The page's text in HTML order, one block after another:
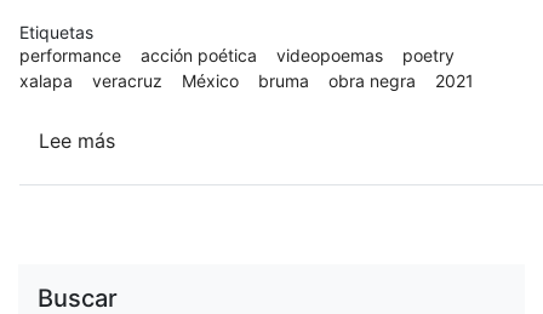
Etiquetas
performance
acción poética videopoemas
poetry
xalapa
veracruz México bruma obra negra 2021
Lee más
Buscar